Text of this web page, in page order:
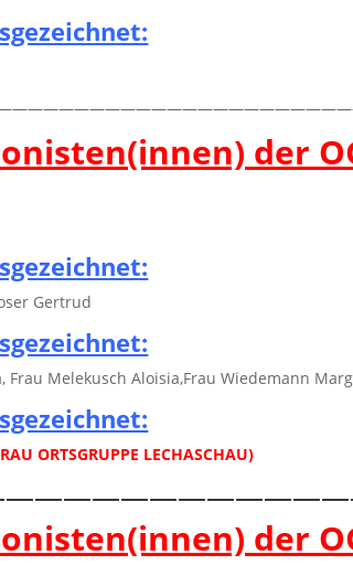
der
Gertrud
Frau Melekusch Aloisia,Frau Wiedemann
ORTSGRUPPE LECHASCHAU)
der